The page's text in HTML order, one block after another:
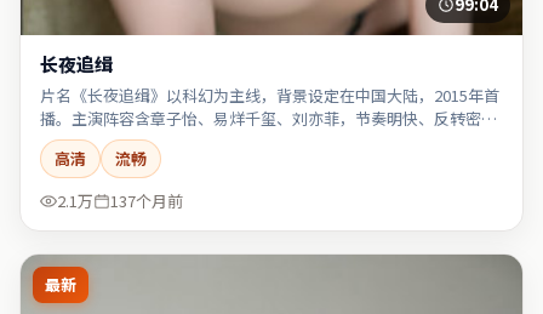
99:04
长夜追缉
片名《长夜追缉》以科幻为主线，背景设定在中国大陆，2015年首
播。主演阵容含章子怡、易烊千玺、刘亦菲，节奏明快、反转密
集。
高清
流畅
2.1万
137个月前
最新